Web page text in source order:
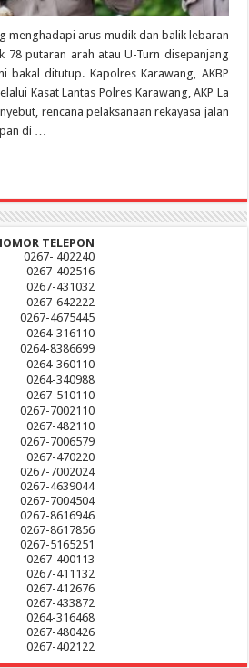
menghadapi arus mudik dan balik lebaran
78 putaran arah atau U-Turn disepanjang
bakal ditutup. Kapolres Karawang, AKBP
Kasat Lantas Polres Karawang, AKP La
rencana pelaksanaan rekayasa jalan
di …
TELEPON
0267- 402240
0267-402516
0267-431032
0267-642222
0267-4675445
0264-316110
0264-8386699
0264-360110
0264-340988
0267-510110
0267-7002110
0267-482110
0267-7006579
0267-470220
0267-7002024
0267-4639044
0267-7004504
0267-8616946
0267-8617856
0267-5165251
0267-400113
0267-411132
0267-412676
0267-433872
0264-316468
0267-480426
0267-402122